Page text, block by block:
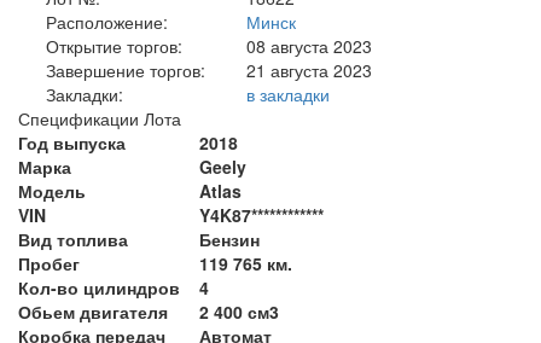
Расположение:
Минск
Открытие торгов:
08 августа 2023
Завершение торгов:
21 августа 2023
Закладки:
в закладки
Спецификации Лота
Год выпуска
2018
Марка
Geely
Модель
Atlas
VIN
Y4K87************
Вид топлива
Бензин
Пробег
119 765 км.
Кол-во цилиндров
4
Обьем двигателя
2 400 см3
Коробка передач
Автомат